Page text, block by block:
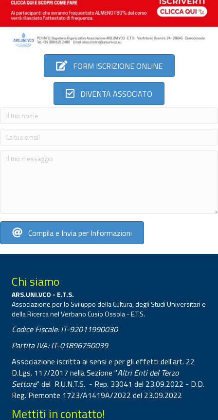
FORM ISCRIZIONE ONLINE
DIVENTA ASSOCIATO
Compila e Invia per Informazioni
Chi siamo
ARS.UNI.VCO - E.T.S.
Associazione per lo Sviluppo della Cultura, degli Studi Universitari e
della Ricerca nel Verbano Cusio Ossola - E.T.S.
Codice Fiscale: IT-92011990030
Partita IVA: IT-01896750039
Associazione iscritta ai sensi e per gli effetti dell'art. 22
D.Lgs. 117/2017 nella Sezione "Altri Enti del Terzo
Settore" del R.U.N.T.S. - Rep. 33041 del 23.09.2022 - D.D.
Reg. Piemonte 1723/A1419A/2022 del 23.09.2022
Mettiti in contatto!